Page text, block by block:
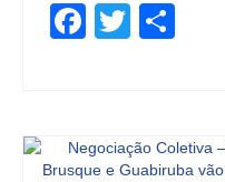
Facebook
Twitter